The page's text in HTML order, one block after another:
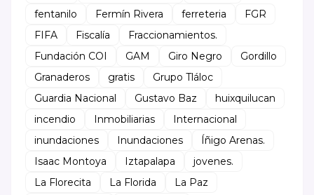
fentanilo
Fermín Rivera ferreteria
FGR
FIFA
Fiscalía
Fraccionamientos.
Fundación COI
GAM Giro Negro
Gordillo
Granaderos
gratis
Grupo Tláloc
Guardia Nacional
Gustavo Baz
huixquilucan
incendio
Inmobiliarias
Internacional
inundaciones
Inundaciones
Íñigo Arenas.
Isaac Montoya
Iztapalapa
jovenes.
La Florecita
La Florida
La Paz